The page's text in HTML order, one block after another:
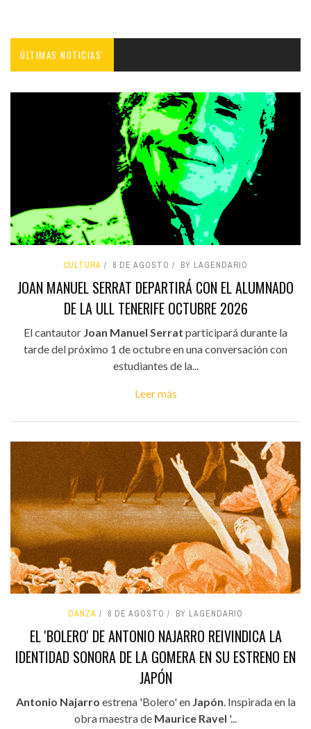
ÚLTIMAS NOTICIAS'
CULTURA 8 DE AGOSTO BY LAGENDARIO
JOAN MANUEL SERRAT DEPARTIRÁ CON EL ALUMNADO
DE LA ULL TENERIFE OCTUBRE 2026
El cantautor Joan Manuel Serrat participará durante la
tarde del próximo 1 de octubre en una conversación con
estudiantes de la...
Leer más
DANZA 8 DE AGOSTO BY LAGENDARIO
EL 'BOLERO' DE ANTONIO NAJARRO REIVINDICA LA
IDENTIDAD SONORA DE LA GOMERA EN SU ESTRENO EN
JAPÓN
Antonio Najarro estrena 'Bolero' en Japón. Inspirada en la
obra maestra de Maurice Ravel '...